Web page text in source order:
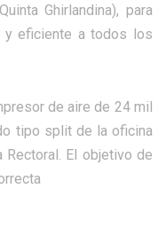
Ghirlandina), para
y eficiente a todos los
de aire de 24 mil
tipo split de la oficina
Rectoral. El objetivo de